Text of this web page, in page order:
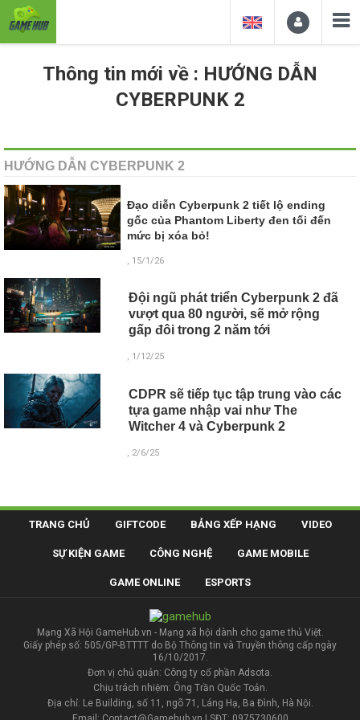
Thông tin mới về : HƯỚNG DẪN
CYBERPUNK 2
HƯỚNG DẪN CYBERPUNK 2
Đạo diễn Cyberpunk 2 tiết lộ ending
gốc của Phantom Liberty đen tối đến
mức bị xóa bỏ!
, 15/1/26
Đội ngũ phát triển Cyberpunk 2 đã
vượt qua 80 người, sẽ mở rộng
gấp đôi trong 2 năm tới
, 1/12/25
CDPR sẽ tiếp tục tập trung vào các
tựa game nhập vai như The
Witcher 4 và Cyberpunk 2
, 2/6/25
TRANG CHỦ GIFTCODE BẢNG XẾP HẠNG VIDEO
SỰ KIỆN GAME CÔNG NGHỆ GAME MOBILE
GAME ONLINE ESPORTS
Mạng Xã Hội GameHub.vn - Mạng xã hội dành cho game thủ Việt.
Giấy phép số: 505/GP-BTTTT do Bộ Thông tin và Truyền thông cấp ngày
16/10/2017.
Đơn vị chủ quản: Công ty cổ phần Adsota.
Chịu trách nhiệm: Ông Trần Quốc Toản.
Địa chỉ: Le Building, số 11, ngõ 71, Láng Hạ, Ba Đình, Hà Nội.